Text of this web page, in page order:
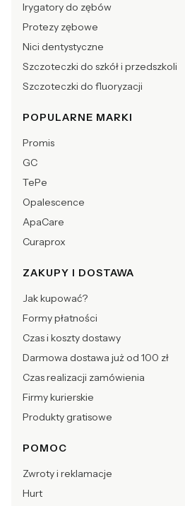
Irygatory do zębów
Protezy zębowe
Nici dentystyczne
Szczoteczki do szkół i przedszkoli
Szczoteczki do fluoryzacji
POPULARNE MARKI
Promis
GC
TePe
Opalescence
ApaCare
Curaprox
ZAKUPY I DOSTAWA
Jak kupować?
Formy płatności
Czas i koszty dostawy
Darmowa dostawa już od 100 zł
Czas realizacji zamówienia
Firmy kurierskie
Produkty gratisowe
POMOC
Zwroty i reklamacje
Hurt